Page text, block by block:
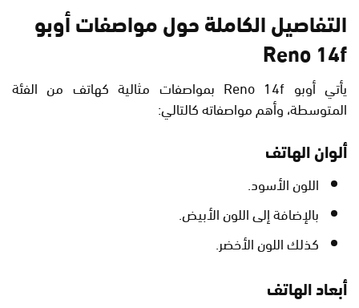
التفاصيل الكاملة حول مواصفات أوبو
Reno 14f
يأتي أوبو Reno 14f بمواصفات مثالية كهاتف من الفئة
المتوسطة، وأهم مواصفاته كالتالي:
ألوان الهاتف
اللون الأسود.
بالإضافة إلى اللون الأبيض.
كذلك اللون الأخضر.
أبعاد الهاتف